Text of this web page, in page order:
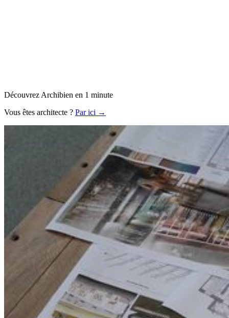
Découvrez Archibien en 1 minute
Vous êtes architecte ? Par ici →